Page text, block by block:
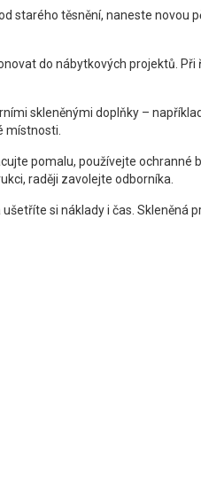
starého těsnění, naneste novou
do nábytkových projektů. Při
skleněnými doplňky –
místnosti.
pomalu, používejte ochranné
raději zavolejte odborníka.
si náklady i čas. Skleněná